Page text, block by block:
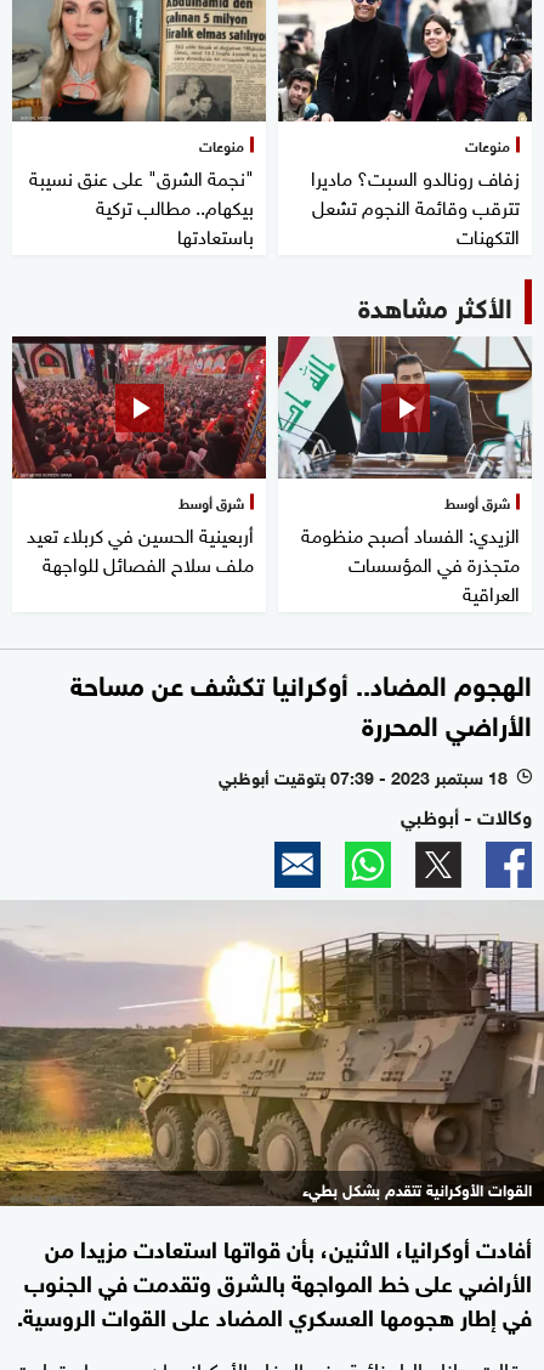
منوعات
زفاف رونالدو السبت؟ ماديرا
تترقب وقائمة النجوم تشعل
التكهنات
منوعات
"نجمة الشرق" على عنق نسيبة
بيكهام.. مطالب تركية
باستعادتها
الأكثر مشاهدة
شرق أوسط
الزيدي: الفساد أصبح منظومة
متجذرة في المؤسسات
العراقية
شرق أوسط
أربعينية الحسين في كربلاء تعيد
ملف سلاح الفصائل للواجهة
الهجوم المضاد.. أوكرانيا تكشف عن مساحة
الأراضي المحررة
l 18 سبتمبر 2023 - 07:39 بتوقيت أبوظبي
وكالات - أبوظبي
القوات الأوكرانية تتقدم بشكل بطيء
أفادت أوكرانيا، الاثنين، بأن قواتها استعادت مزيدا من
الأراضي على خط المواجهة بالشرق وتقدمت في الجنوب
في إطار هجومها العسكري المضاد على القوات الروسية.